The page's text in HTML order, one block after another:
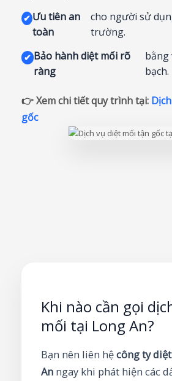
✔ Ưu tiên an
toàn
cho người sử
trường.
✔ Bảo hành diệt mối rõ
ràng
bằng
bạch.
👉 Xem chi tiết quy trình tại:
gốc
Khi nào cần gọi
mối tại Long An?
Bạn nên liên hệcông ty
An ngay khi phát hiện các